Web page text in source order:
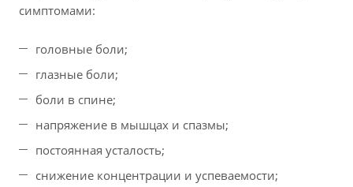
симптомами:
головные боли;
глазные боли;
боли в спине;
напряжение в мышцах и спазмы;
постоянная усталость;
снижение концентрации и успеваемости;